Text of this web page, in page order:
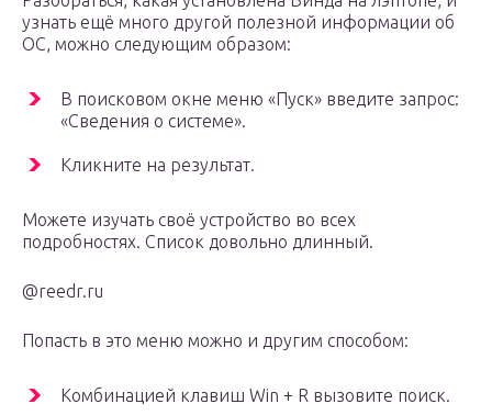
узнать ещё много другой полезной информации об
ОС, можно следующим образом:
В поисковом окне меню «Пуск» введите запрос:
«Сведения о системе».
Кликните на результат.
Можете изучать своё устройство во всех
подробностях. Список довольно длинный.
@reedr.ru
Попасть в это меню можно и другим способом:
Комбинацией клавиш Win + R вызовите поиск.